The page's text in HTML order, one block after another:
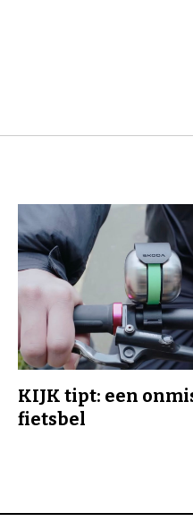
KIJK tipt: een
fietsbel